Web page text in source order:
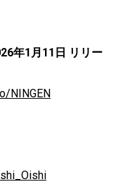
年1月11日 リリー
NINGEN